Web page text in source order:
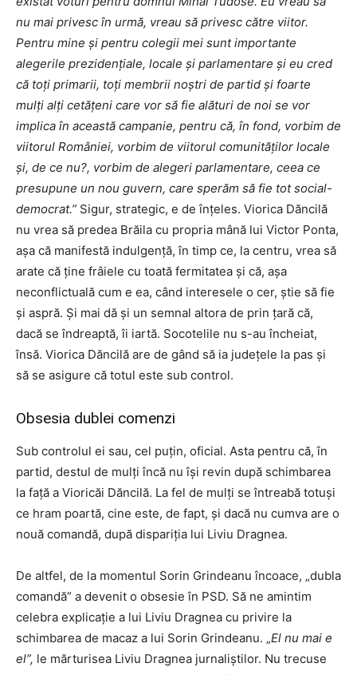
nu mai privesc în urmă, vreau să privesc către viitor.
Pentru mine și pentru colegii mei sunt importante
alegerile prezidențiale, locale și parlamentare și eu cred
că toți primarii, toți membrii noștri de partid și foarte
mulți alți cetățeni care vor să fie alături de noi se vor
implica în această campanie, pentru că, în fond, vorbim de
viitorul României, vorbim de viitorul comunităților locale
și, de ce nu?, vorbim de alegeri parlamentare, ceea ce
presupune un nou guvern, care sperăm să fie tot social-
democrat.” Sigur, strategic, e de înțeles. Viorica Dăncilă
nu vrea să predea Brăila cu propria mână lui Victor Ponta,
așa că manifestă indulgență, în timp ce, la centru, vrea să
arate că ține frâiele cu toată fermitatea și că, așa
neconflictuală cum e ea, când interesele o cer, știe să fie
și aspră. Și mai dă și un semnal altora de prin țară că,
dacă se îndreaptă, îi iartă. Socotelile nu s-au încheiat,
însă. Viorica Dăncilă are de gând să ia județele la pas și
să se asigure că totul este sub control.
Obsesia dublei comenzi
Sub controlul ei sau, cel puțin, oficial. Asta pentru că, în
partid, destul de mulți încă nu își revin după schimbarea
la față a Vioricăi Dăncilă. La fel de mulți se întreabă totuși
ce hram poartă, cine este, de fapt, și dacă nu cumva are o
nouă comandă, după dispariția lui Liviu Dragnea.
De altfel, de la momentul Sorin Grindeanu încoace, „dubla
comandă” a devenit o obsesie în PSD. Să ne amintim
celebra explicație a lui Liviu Dragnea cu privire la
schimbarea de macaz a lui Sorin Grindeanu. „El nu mai e
el”, le mărturisea Liviu Dragnea jurnaliștilor. Nu trecuse